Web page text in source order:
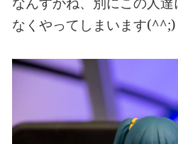
なくやってしまいます(^^;)